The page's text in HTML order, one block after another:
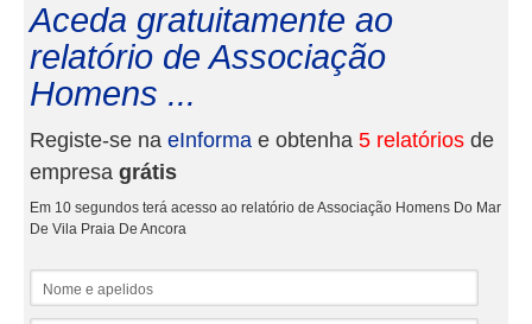
Aceda gratuitamente ao
relatório de Associação
Homens ...
Registe-se na eInforma e obtenha 5 relatórios de
empresa grátis
Em 10 segundos terá acesso ao relatório de Associação Homens Do Mar
De Vila Praia De Ancora